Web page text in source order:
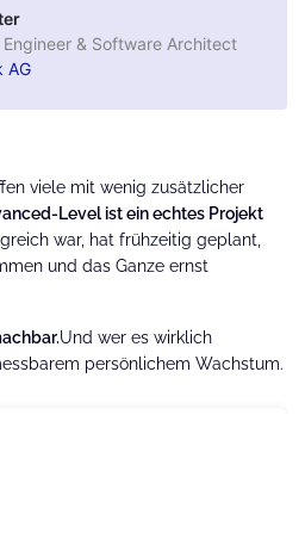
& Software Architect
AG
viele mit wenig zusätzlicher
Level ist ein echtes Projekt
war, hat frühzeitig geplant,
und das Ganze ernst
Und wer es wirklich
persönlichem Wachstum.